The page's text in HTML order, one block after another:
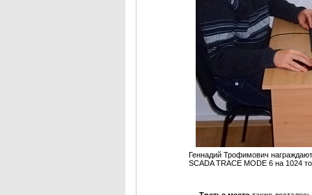
Геннадий Трофимович
SCADA TRACE MODE 6 на 1024